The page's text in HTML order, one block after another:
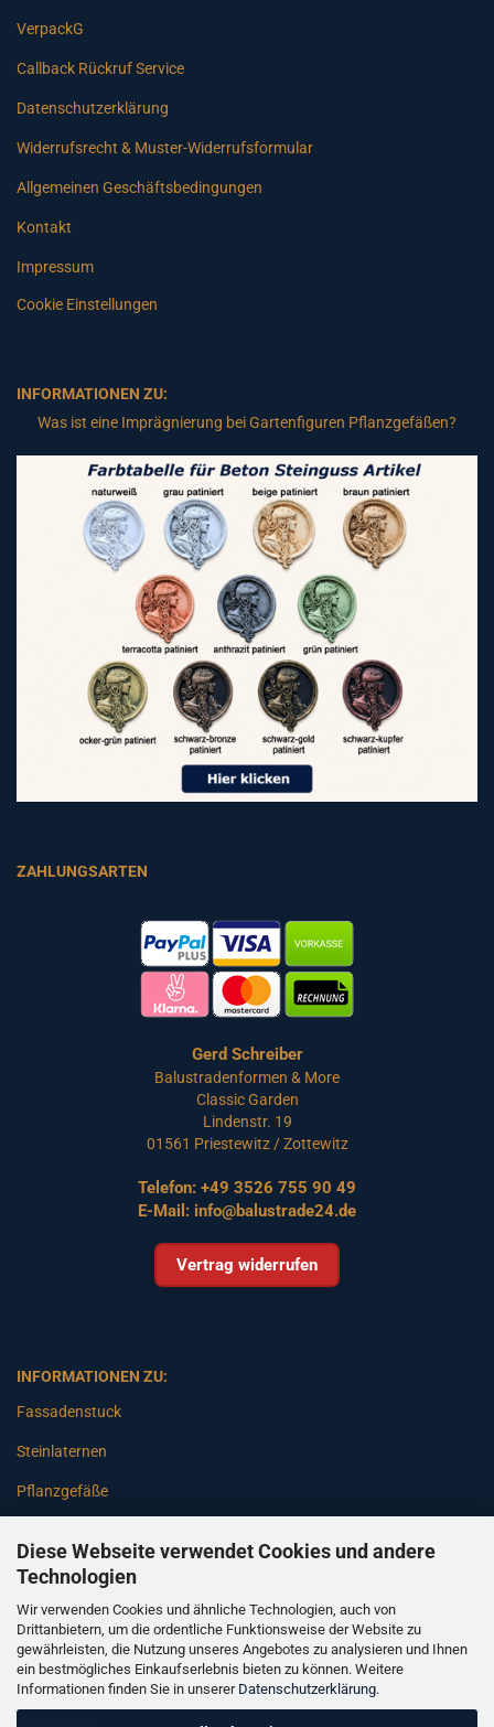
Diese Webseite verwendet Cookies und andere
Technologien
Wir verwenden Cookies und ähnliche Technologien, auch von
Drittanbietern, um die ordentliche Funktionsweise der Website zu
gewährleisten, die Nutzung unseres Angebotes zu analysieren und Ihnen
ein bestmögliches Einkaufserlebnis bieten zu können. Weitere
Informationen finden Sie in unserer Datenschutzerklärung.
VerpackG
Callback Rückruf Service
Datenschutzerklärung
Widerrufsrecht & Muster-Widerrufsformular
Allgemeinen Geschäftsbedingungen
Kontakt
Impressum
Cookie Einstellungen
INFORMATIONEN ZU:
Was ist eine Imprägnierung bei Gartenfiguren Pflanzgefäßen?
ZAHLUNGSARTEN
Gerd Schreiber
Balustradenformen & More
Classic Garden
Lindenstr. 19
01561 Priestewitz / Zottewitz
Telefon: +49 3526 755 90 49
E-Mail: info@balustrade24.de
Vertrag widerrufen
INFORMATIONEN ZU:
Fassadenstuck
Steinlaternen
Pflanzgefäße
Gartenbänke
Pfeiler
Gartenbrunnen
Gartenfiguren